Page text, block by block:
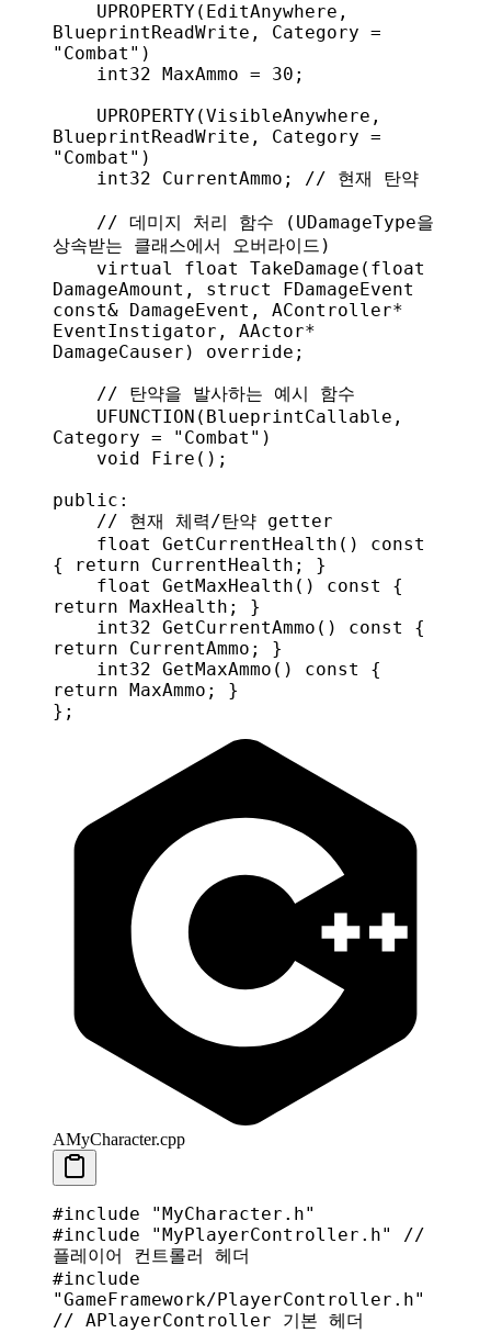
    UPROPERTY
( EditAnywhere
BlueprintReadWrite , Category
"Combat" )
    int32 MaxAmmo =
30 ;
    UPROPERTY
(VisibleAnywhere
BlueprintReadWrite , Category
"Combat" )
    int32 CurrentAmmo;
// 현재 탄약
상속받는 클래스에서 오버라이드)
    virtual
float TakeDamage ( float
DamageAmount , struct
FDamageEvent
const& DamageEvent , AController*
EventInstigator , AActor*
DamageCauser ) override ;
    // 탄약을 발사하는 예시 함수
    UFUNCTION
( BlueprintCallable
Category = "Combat" )
    void
Fire ();
public:
    // 현재 체력/탄약 getter
    float
GetCurrentHealth () const
{
return CurrentHealth; }
    float
GetMaxHealth () const
return MaxHealth; }
    int32
GetCurrentAmmo () const
return CurrentAmmo; }
    int32
GetMaxAmmo () const
return MaxAmmo; }
};
AMyCharacter.cpp
#include "MyCharacter.h"
#include "MyPlayerController.h"
//
플레이어 컨트롤러 헤더
#include
"GameFramework/PlayerController.h"
// APlayerController 기본 헤더